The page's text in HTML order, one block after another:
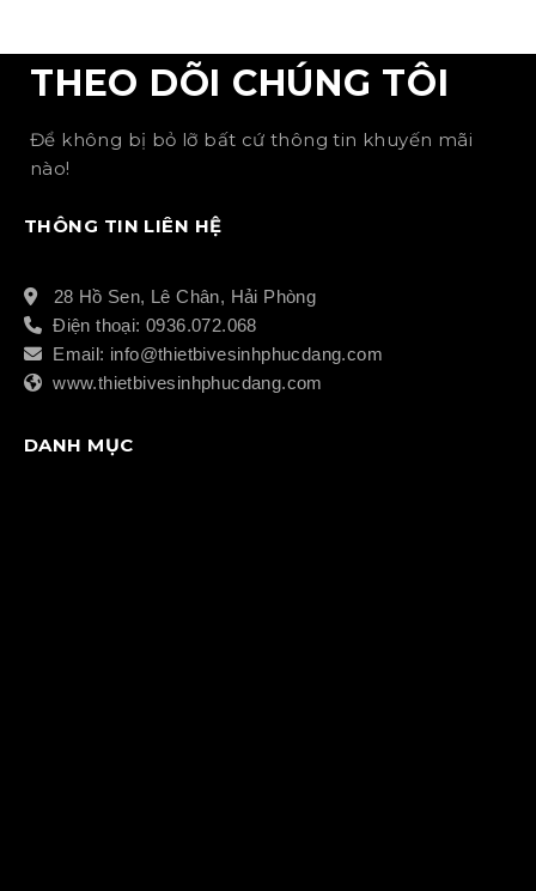
THEO DÕI CHÚNG TÔI
Để không bị bỏ lỡ bất cứ thông tin khuyến mãi
nào!
THÔNG TIN LIÊN HỆ
28 Hồ Sen, Lê Chân, Hải Phòng
Điện thoại: 0936.072.068
Email: info@thietbivesinhphucdang.com
www.thietbivesinhphucdang.com
DANH MỤC